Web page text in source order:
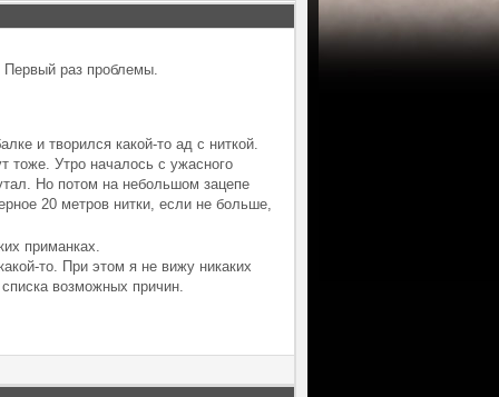
раз проблемы.
и творился какой-то ад с ниткой.
тоже. Утро началось с ужасного
Но потом на небольшом зацепе
20 метров нитки, если не больше,
приманках.
то. При этом я не вижу никаких
возможных причин.